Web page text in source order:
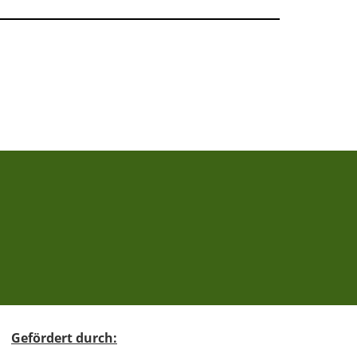
Gefördert durch: